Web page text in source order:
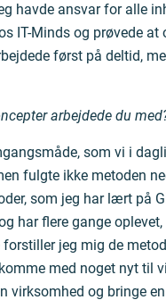
havde ansvar for alle
IT-Minds og prøvede
først på deltid,
arbejdede du
som vi i
fulgte ikke metoden
som jeg har lært på
har flere gange
jeg mig de
med noget nyt til
virksomhed og bringe